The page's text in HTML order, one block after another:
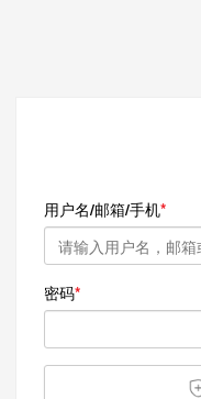
用户名/邮箱/手机
密码